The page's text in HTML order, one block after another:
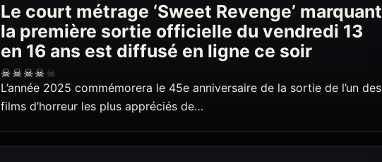
Le court métrage ‘Sweet Revenge’ marquant
la première sortie officielle du vendredi 13
en 16 ans est diffusé en ligne ce soir
☠☠☠☠☠
L’année 2025 commémorera le 45e anniversaire de la sortie de l’un des
films d’horreur les plus appréciés de…